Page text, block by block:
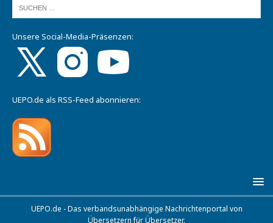
Unsere Social-Media-Präsenzen:
UEPO.de als RSS-Feed abonnieren:
UEPO.de - Das verbandsunabhängige Nachrichtenportal von
Übersetzern für Übersetzer.